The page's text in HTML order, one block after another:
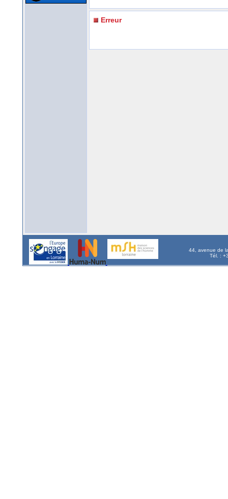
Erreur
44, avenue de
Tél. :